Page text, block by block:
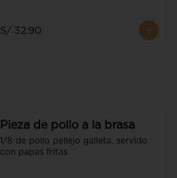
S/ 32.90
Pieza de pollo a la brasa
1/8 de pollo pellejo galleta, servido
con papas fritas